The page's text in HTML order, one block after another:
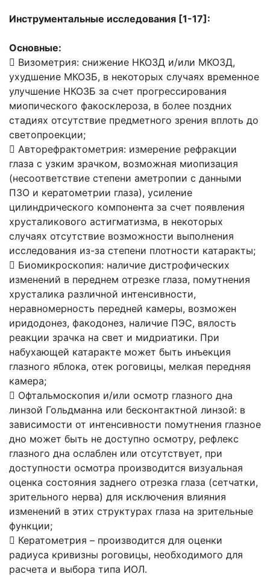
Инструментальные исследования [1-17]:
Основные:
 Визометрия: снижение НКОЗД и/или МКОЗД,
ухудшение МКОЗБ, в некоторых случаях временное
улучшение НКОЗБ за счет прогрессирования
миопического факосклероза, в более поздних
стадиях отсутствие предметного зрения вплоть до
светопроекции;
 Авторефрактометрия: измерение рефракции
глаза с узким зрачком, возможная миопизация
(несоответствие степени аметропии с данными
ПЗО и кератометрии глаза), усиление
цилиндрического компонента за счет появления
хрусталикового астигматизма, в некоторых
случаях отсутствие возможности выполнения
исследования из-за степени плотности катаракты;
 Биомикроскопия: наличие дистрофических
изменений в переднем отрезке глаза, помутнения
хрусталика различной интенсивности,
неравномерность передней камеры, возможен
иридодонез, факодонез, наличие ПЭС, вялость
реакции зрачка на свет и мидриатики. При
набухающей катаракте может быть инъекция
глазного яблока, отек роговицы, мелкая передняя
камера;
 Офтальмоскопия и/или осмотр глазного дна
линзой Гольдманна или бесконтактной линзой: в
зависимости от интенсивности помутнения глазное
дно может быть не доступно осмотру, рефлекс
глазного дна ослаблен или отсутствует, при
доступности осмотра производится визуальная
оценка состояния заднего отрезка глаза (сетчатки,
зрительного нерва) для исключения влияния
изменений в этих структурах глаза на зрительные
функции;
 Кератометрия – производится для оценки
радиуса кривизны роговицы, необходимого для
расчета и выбора типа ИОЛ.